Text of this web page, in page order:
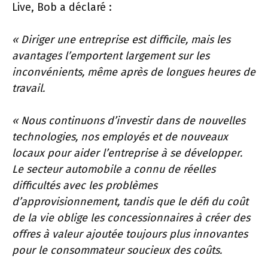
Live, Bob a déclaré :
« Diriger une entreprise est difficile, mais les
avantages l’emportent largement sur les
inconvénients, même après de longues heures de
travail.
« Nous continuons d’investir dans de nouvelles
technologies, nos employés et de nouveaux
locaux pour aider l’entreprise à se développer.
Le secteur automobile a connu de réelles
difficultés avec les problèmes
d’approvisionnement, tandis que le défi du coût
de la vie oblige les concessionnaires à créer des
offres à valeur ajoutée toujours plus innovantes
pour le consommateur soucieux des coûts.